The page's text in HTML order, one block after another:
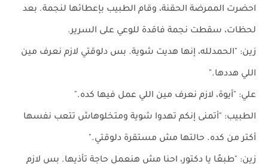
احضرت الممرضة الحقنة، وقام الطبيب بإعطائها لنجمة. بعد
لحظات، سقطت نجمة فاقدة للوعي على السرير.
زين: "الحمدلله، إنها هديت شوية. بس دلوقتي لازم نعرف مين
اللي هددها."
علي: "أيوة، لازم نعرف مين اللي عمل فيها كده."
الطبيب: "أتمنى إنكم تهدوا شوية ومتخلوهاش تتعب نفسها
أكتر من كده. حالتها مش مستقرة دلوقتي."
زين: "طبعًا يا دكتور، احنا مش هنعمل حاجة تأذيها. بس لازم